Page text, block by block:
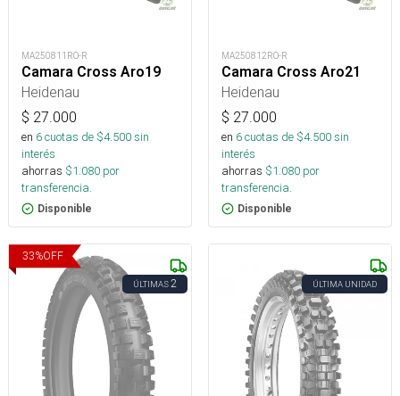
MA250811RO-R
Camara Cross Aro19
Heidenau
$ 27.000
en 6cuotas de $4.500sin
interés
ahorras $1.080 por
transferencia.
Disponible
MA250812RO-R
Camara Cross Aro21
Heidenau
$ 27.000
en 6cuotas de $4.500sin
interés
ahorras $1.080 por
transferencia.
Disponible
33%OFF
ÚLTIMAS2 ÚLTIMA UNIDAD